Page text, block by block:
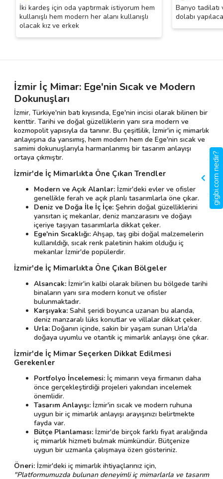
İki kardeş için oda yaptırmak istiyorum hem
kullanışlı hem modern her alanı kullanışlı
olacak kız ve erkek
Banyo tadilatı
dolabı
İzmir İç Mimar: Ege'nin Sıcak ve Modern
Dokunuşları
İzmir, Türkiye'nin batı kıyısında, Ege'nin incisi olarak bilinen bir
kenttir. Tarihi ve doğal güzelliklerin yanı sıra modern ve
kozmopolit yapısıyla da tanınır. Bu çeşitlilik, İzmir'in iç mimarlık
anlayışına da yansımış, hem modern hem de Ege'nin sıcak ve
samimi dokunuşlarıyla harmanlanmış bir tasarım anlayışı
ortaya çıkmıştır.
İzmir'de İç Mimarlıkta Öne Çıkan Trendler
Modern ve Açık Alanlar: İzmir'deki evler ve ofisler
genellikle ferah ve açık planlı tasarımlarla öne çıkar.
Deniz ve Doğa İle İç İçe: Şehrin doğal güzelliklerini
yansıtan iç mekanlar, deniz manzarasını ve doğayı
içeriye taşıyan tasarımlarla dikkat çeker.
Ege'nin Sıcaklığı: Ahşap, taş gibi doğal malzemelerin
kullanıldığı, sıcak renk paletinin hakim olduğu iç
mekanlar İzmir'de popülerdir.
İzmir'de İç Mimarlıkta Öne Çıkan Bölgeler
Alsancak: İzmir'in kalbi olarak bilinen bu bölgede tarihi
binaların yanı sıra modern konut ve ofisler
bulunmaktadır.
Karşıyaka: Sahil şeridi boyunca uzanan bu alanda,
deniz manzaralı lüks konutlar ve villalar dikkat çeker.
Urla: Doğanın içinde, sakin bir yaşam sunan Urla'da
doğaya uyumlu ve otantik iç mimarlık anlayışı öne çıkar.
İzmir'de İç Mimar Seçerken Dikkat Edilmesi
Gerekenler
Portfolyo İncelemesi: İç mimarın veya firmanın daha
önce gerçekleştirdiği projeleri yakından incelemek
önemlidir.
Tasarım Anlayışı: İzmir'in sıcak ve modern ruhuna
uygun bir iç mimarlık anlayışı arayışınızı belirtmekte
fayda var.
Bütçe Planlaması: İzmir'de birçok farklı fiyat aralığında
iç mimarlık hizmeti bulmak mümkündür. Bütçenize
uygun bir uzmanla çalışmaya özen gösteriniz.
Öneri: İzmir'deki iç mimarlık ihtiyaçlarınız için,
"Platformumuzda bulunan deneyimli iç mimarlarla ve tasarım
gigbi.com nedir?